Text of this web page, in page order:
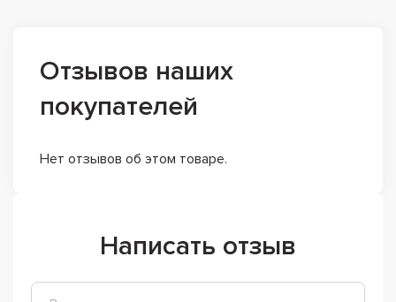
Отзывов наших
покупателей
Нет отзывов об этом товаре.
Написать отзыв